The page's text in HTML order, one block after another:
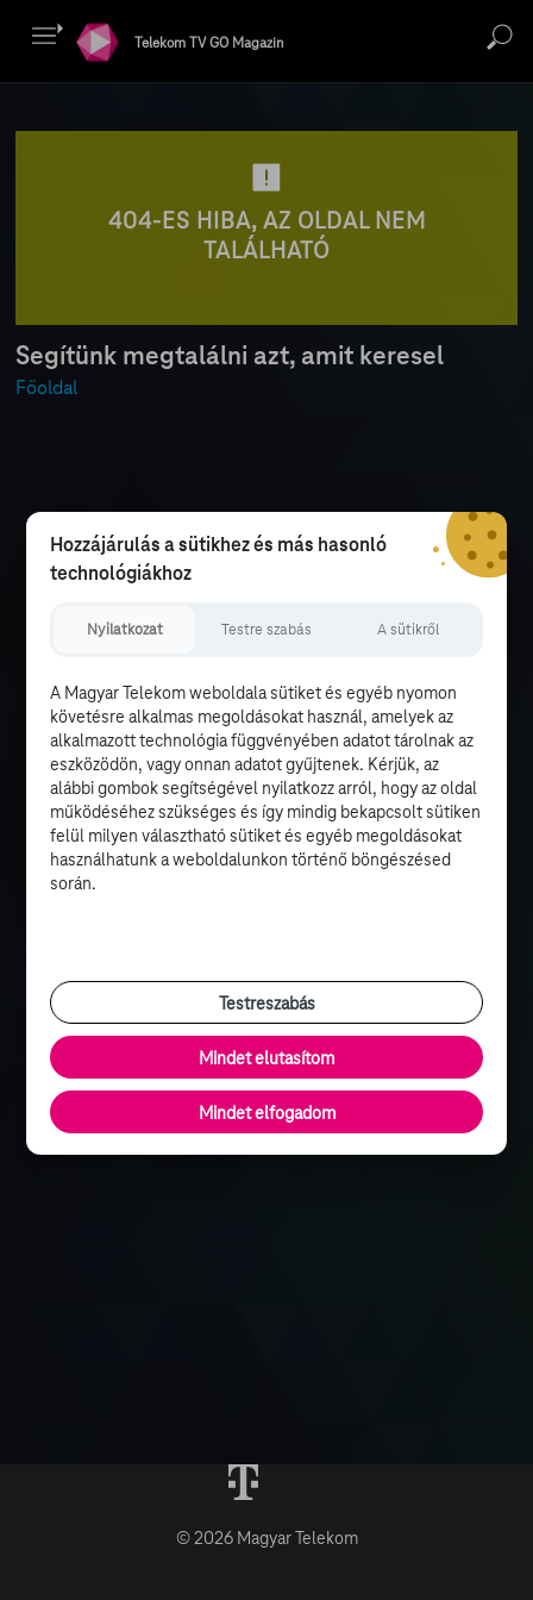
Telekom TV GO Magazin
404-ES HIBA, AZ OLDAL NEM
TALÁLHATÓ
Segítünk megtalálni azt, amit keresel
Főoldal
© 2026 Magyar Telekom
Hozzájárulás a sütikhez és más hasonló
technológiákhoz
Nyilatkozat Testre szabás A sütikről
A Magyar Telekom weboldala sütiket és egyéb nyomon
követésre alkalmas megoldásokat használ, amelyek az
alkalmazott technológia függvényében adatot tárolnak az
eszközödön, vagy onnan adatot gyűjtenek. Kérjük, az
alábbi gombok segítségével nyilatkozz arról, hogy az oldal
működéséhez szükséges és így mindig bekapcsolt sütiken
felül milyen választható sütiket és egyéb megoldásokat
használhatunk a weboldalunkon történő böngészésed
során.
Testreszabás
Mindet elutasítom
Mindet elfogadom